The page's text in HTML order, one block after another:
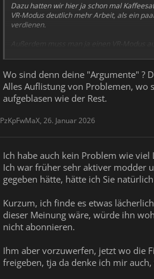
Dazu hatten wir hier ja schon mal
VR-Modus deutlich mehr Arbeit, als ein
verdienen.
Außerdem muss man ja einen VR-Modus
usw. usw. Für ein AAA-Titel kannst du eh
Aus dem Grund kommen nur die
mal ein offizielles VR-Addon für ein
Mods sind halt Fanprojekte und es gibt
Mühe geben. Außer natürlich sie heißen
Wo sind denn deine "Argumente" ?
Alles Auflistung von Problemen, wo
aufgeblasen wie der Rest.
PzKpFwMaX, 26. Januar 2026
Ich habe auch kein Problem wie
Ich war früher sehr aktiver modder
gegeben hätte, hätte ich Sie
Kurzum, ich finde es etwas
dieser Meinung wäre, würde ihn
nicht abonnieren.
Ihm aber vorzuwerfen, jetzt wo die
freigeben, tja da denke ich mir